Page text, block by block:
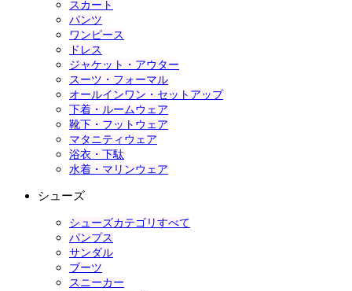
スカート
パンツ
ワンピース
ドレス
ジャケット・アウター
スーツ・フォーマル
オールインワン・セットアップ
下着・ルームウェア
靴下・フットウェア
マタニティウェア
浴衣・下駄
水着・マリンウェア
シューズ
シューズカテゴリすべて
パンプス
サンダル
ブーツ
スニーカー